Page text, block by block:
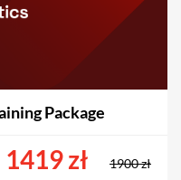
Package
1419 zł 1900 zł